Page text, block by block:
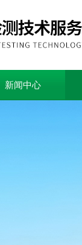
新闻中心